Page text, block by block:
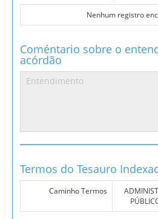
Nenhum registro
Coméntario sobre o
acórdão
Termos do Tesauro
Caminho Termos